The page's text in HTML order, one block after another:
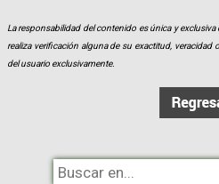
La responsabilidad del contenido es única y
realiza verificación alguna de su exactitud, veracidad
del usuario exclusivamente.